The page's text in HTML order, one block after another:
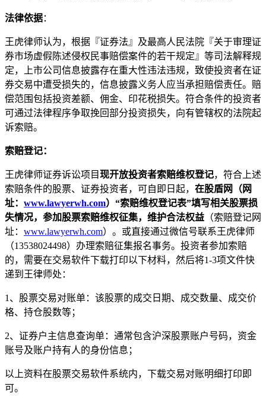
法律依据：
王虎律师认为，根据『证券法』及最高人民法院『关于审理证
券市场虚假陈述侵权民事赔偿案件的若干规定』等司法解释规
定，上市公司信息披露存在重大性违法违规，致使投资者在证
券交易中遭受损失的，信息披露义务人应当承担赔偿责任。赔
偿范围包括投资差额、佣金、印花税损失。符合条件的投资者
可通过法律程序争取挽回部分投资损失，向有管辖权的法院起
诉索赔。
索赔登记：
王虎律师证券诉讼项目现开放投资者索赔维权登记，符合上述
索赔条件的股票、证券投资者，可自即日起， 在股盾网（网
址： www.lawyerwh.com）“索赔维权登记表”填写相关股票损
失情况，参加股票索赔维权征集，维护合法权益 （索赔登记网
址： www.lawyerwh.com）。或直接通过微信号联系王虎律师
（13538024498）办理索赔征集报名事务。投资者参加索赔
的，需要在交易软件下载打印以下材料，然后将1-3项文件快
递到王律师处：
1、股票交易对账单：该股票的成交日期、成交数量、成交价
格、持仓股数等；
2、证券户主信息查询单：通常包含沪深股票账户号码，资金
账号及账户持有人的身份信息；
以上资料在股票交易软件系统内，下载交易对账明细打印即
可。